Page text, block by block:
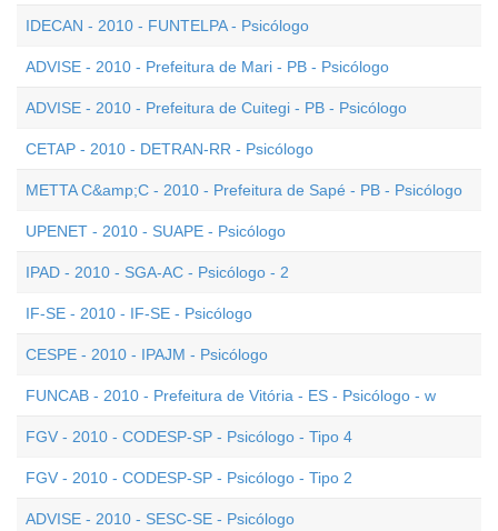
IDECAN - 2010 - FUNTELPA - Psicólogo
ADVISE - 2010 - Prefeitura de Mari - PB - Psicólogo
ADVISE - 2010 - Prefeitura de Cuitegi - PB - Psicólogo
CETAP - 2010 - DETRAN-RR - Psicólogo
METTA C&amp;C - 2010 - Prefeitura de Sapé - PB - Psicólogo
UPENET - 2010 - SUAPE - Psicólogo
IPAD - 2010 - SGA-AC - Psicólogo - 2
IF-SE - 2010 - IF-SE - Psicólogo
CESPE - 2010 - IPAJM - Psicólogo
FUNCAB - 2010 - Prefeitura de Vitória - ES - Psicólogo - w
FGV - 2010 - CODESP-SP - Psicólogo - Tipo 4
FGV - 2010 - CODESP-SP - Psicólogo - Tipo 2
ADVISE - 2010 - SESC-SE - Psicólogo